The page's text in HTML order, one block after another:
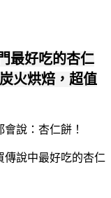
最好吃的杏仁
火烘焙，超值
說：杏仁餅！
傳說中最好吃的杏仁